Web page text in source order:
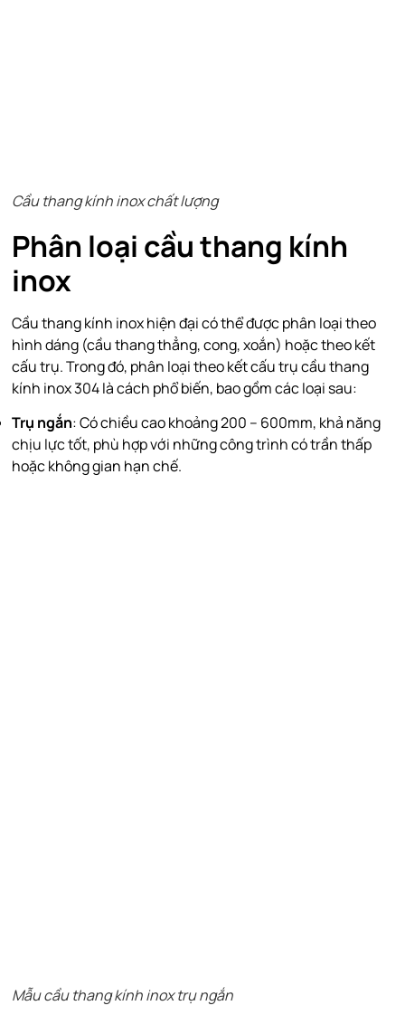
Cầu thang kính inox chất lượng
Phân loại cầu thang kính
inox
Cầu thang kính inox hiện đại có thể được phân loại theo
hình dáng (cầu thang thẳng, cong, xoắn) hoặc theo kết
cấu trụ. Trong đó, phân loại theo kết cấu trụ cầu thang
kính inox 304 là cách phổ biến, bao gồm các loại sau:
Trụ ngắn: Có chiều cao khoảng 200 – 600mm, khả năng
chịu lực tốt, phù hợp với những công trình có trần thấp
hoặc không gian hạn chế.
Mẫu cầu thang kính inox trụ ngắn